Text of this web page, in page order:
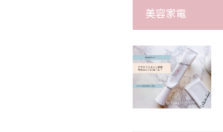
美容家電